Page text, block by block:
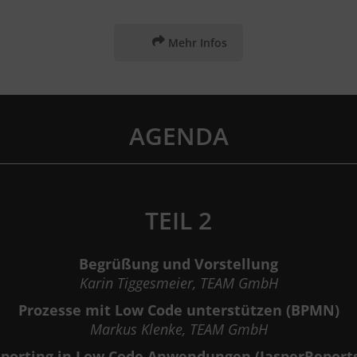
Mehr Infos
AGENDA
TEIL 2
Begrüßung und Vorstellung
Karin Tiggesmeier, TEAM GmbH
Prozesse mit Low Code unterstützen (BPMN)
Markus Klenke, TEAM GmbH